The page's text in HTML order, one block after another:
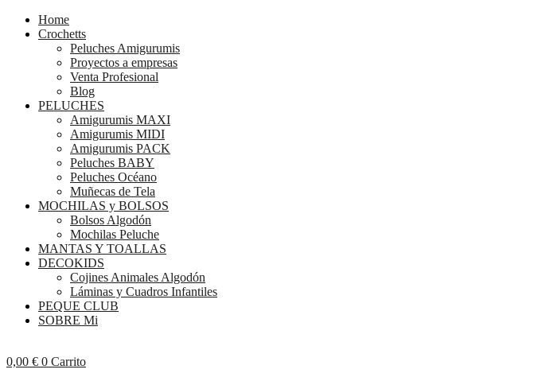
Home
Crochetts
Peluches Amigurumis
Proyectos a empresas
Venta Profesional
Blog
PELUCHES
Amigurumis MAXI
Amigurumis MIDI
Amigurumis PACK
Peluches BABY
Peluches Océano
Muñecas de Tela
MOCHILAS y BOLSOS
Bolsos Algodón
Mochilas Peluche
MANTAS Y TOALLAS
DECOKIDS
Cojines Animales Algodón
Láminas y Cuadros Infantiles
PEQUE CLUB
SOBRE Mi
0,00 € 0 Carrito